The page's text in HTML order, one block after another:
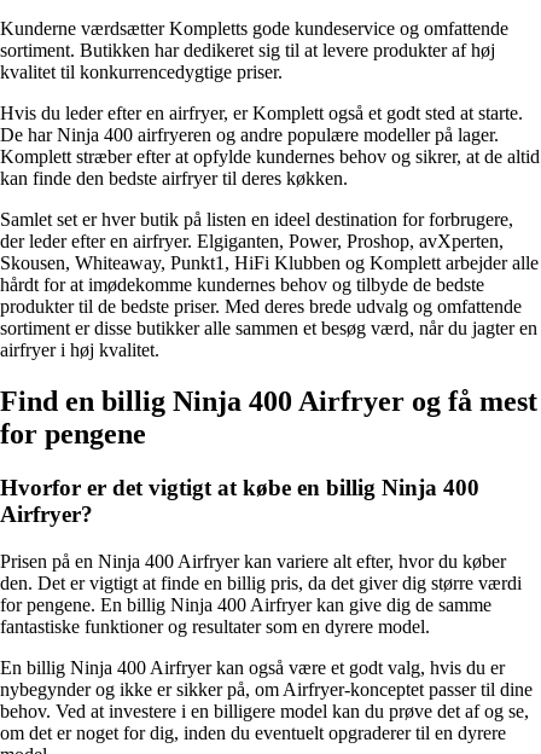
Kunderne værdsætter Kompletts gode kundeservice og omfattende
sortiment. Butikken har dedikeret sig til at levere produkter af høj
kvalitet til konkurrencedygtige priser.
Hvis du leder efter en airfryer, er Komplett også et godt sted at starte.
De har Ninja 400 airfryeren og andre populære modeller på lager.
Komplett stræber efter at opfylde kundernes behov og sikrer, at de altid
kan finde den bedste airfryer til deres køkken.
Samlet set er hver butik på listen en ideel destination for forbrugere,
der leder efter en airfryer. Elgiganten, Power, Proshop, avXperten,
Skousen, Whiteaway, Punkt1, HiFi Klubben og Komplett arbejder alle
hårdt for at imødekomme kundernes behov og tilbyde de bedste
produkter til de bedste priser. Med deres brede udvalg og omfattende
sortiment er disse butikker alle sammen et besøg værd, når du jagter en
airfryer i høj kvalitet.
Find en billig Ninja 400 Airfryer og få mest
for pengene
Hvorfor er det vigtigt at købe en billig Ninja 400
Airfryer?
Prisen på en Ninja 400 Airfryer kan variere alt efter, hvor du køber
den. Det er vigtigt at finde en billig pris, da det giver dig større værdi
for pengene. En billig Ninja 400 Airfryer kan give dig de samme
fantastiske funktioner og resultater som en dyrere model.
En billig Ninja 400 Airfryer kan også være et godt valg, hvis du er
nybegynder og ikke er sikker på, om Airfryer-konceptet passer til dine
behov. Ved at investere i en billigere model kan du prøve det af og se,
om det er noget for dig, inden du eventuelt opgraderer til en dyrere